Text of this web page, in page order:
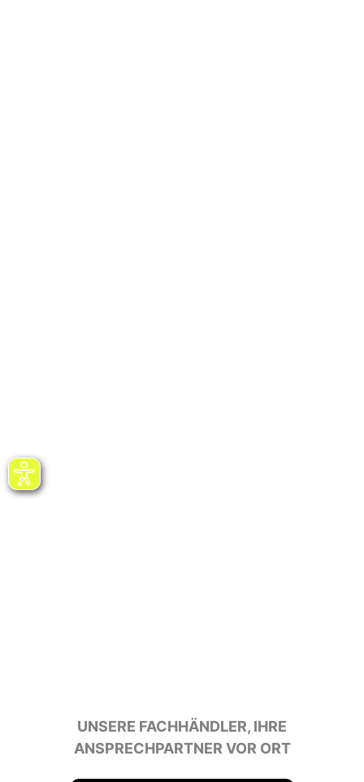
UNSERE FACHHÄNDLER, IHRE
ANSPRECHPARTNER VOR ORT